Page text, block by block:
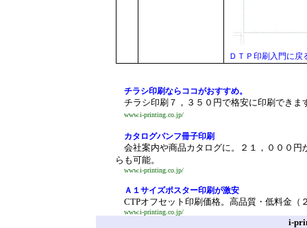
ＤＴＰ印刷入門に戻
チラシ印刷ならココがおすすめ。
チラシ印刷７，３５０円で格安に印刷できま
www.i-printing.co.jp/
カタログパンフ冊子印刷
会社案内や商品カタログに。２１，０００円
らも可能。
www.i-printing.co.jp/
Ａ１サイズポスター印刷が激安
CTPオフセット印刷価格。高品質・低料金（
www.i-printing.co.jp/
i-